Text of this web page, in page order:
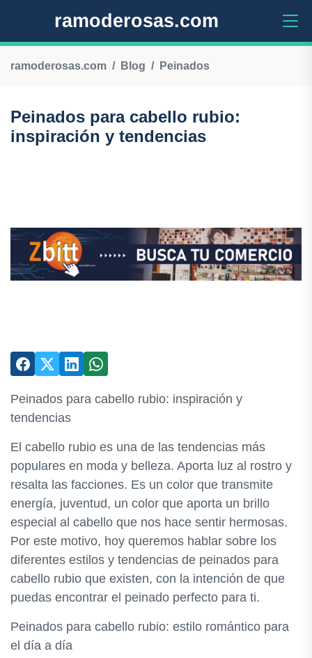
ramoderosas.com
ramoderosas.com Blog Peinados
Peinados para cabello rubio:
inspiración y tendencias
Peinados para cabello rubio: inspiración y
tendencias
El cabello rubio es una de las tendencias más
populares en moda y belleza. Aporta luz al rostro y
resalta las facciones. Es un color que transmite
energía, juventud, un color que aporta un brillo
especial al cabello que nos hace sentir hermosas.
Por este motivo, hoy queremos hablar sobre los
diferentes estilos y tendencias de peinados para
cabello rubio que existen, con la intención de que
puedas encontrar el peinado perfecto para ti.
Peinados para cabello rubio: estilo romántico para
el día a día